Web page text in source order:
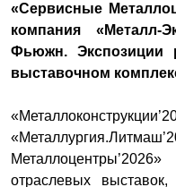
«Сервисные
компания «Металл-
Фьюжн. Экспозиции
выставочном
отраслевых